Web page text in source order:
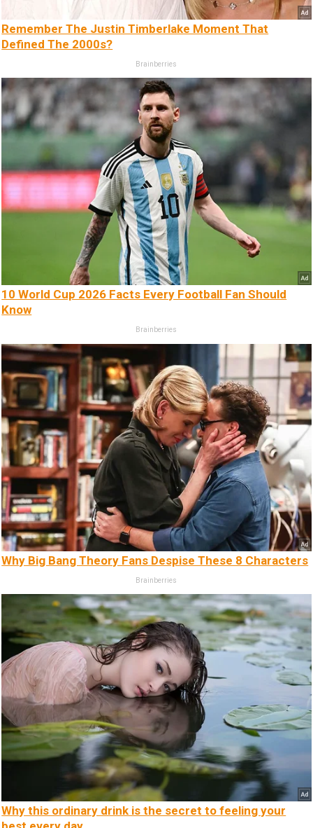
Remember The Justin Timberlake Moment That
Defined The 2000s?
Brainberries
10 World Cup 2026 Facts Every Football Fan Should
Know
Brainberries
Why Big Bang Theory Fans Despise These 8 Characters
Brainberries
Why this ordinary drink is the secret to feeling your